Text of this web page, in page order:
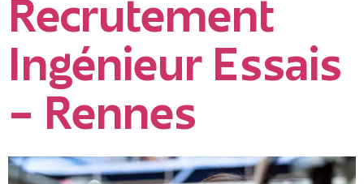
Recrutement
Ingénieur Essais
– Rennes